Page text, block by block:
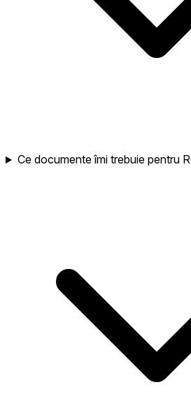
Ce documente îmi trebuie pentru